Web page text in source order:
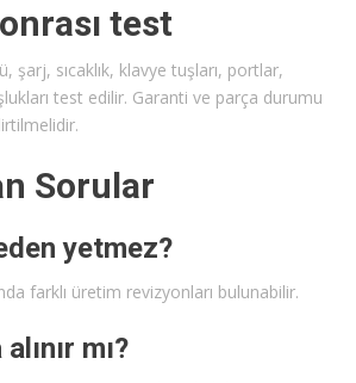
test
şarj, sıcaklık, klavye tuşları, portlar,
test edilir. Garanti ve parça durumu
Sorular
yetmez?
farklı üretim revizyonları bulunabilir.
mı?